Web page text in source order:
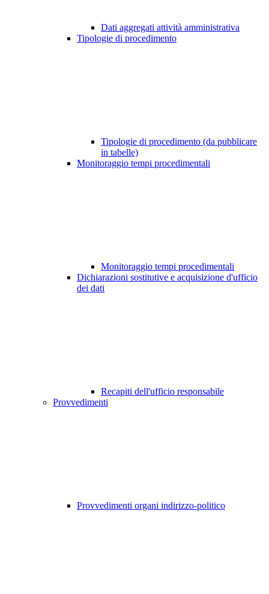
Dati aggregati attività amministrativa
Tipologie di procedimento
Tipologie di procedimento (da pubblicare
in tabelle)
Monitoraggio tempi procedimentali
Monitoraggio tempi procedimentali
Dichiarazioni sostitutive e acquisizione d'ufficio
dei dati
Recapiti dell'ufficio responsabile
Provvedimenti
Provvedimenti organi indirizzo-politico